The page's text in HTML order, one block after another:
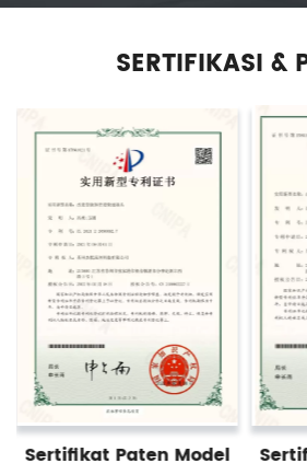
SERTIFIKASI &
Sertifikat Paten Model